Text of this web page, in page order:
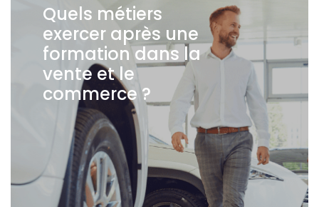
Quels métiers
exercer après une
formation dans la
vente et le
commerce ?